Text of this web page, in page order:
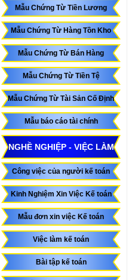
Mẫu Chứng Từ Tiền Lương
Mẫu Chứng Từ Hàng Tồn Kho
Mẫu Chứng Từ Bán Hàng
Mẫu Chứng Từ Tiền Tệ
Mẫu Chứng Từ Tài Sản Cố Định
Mẫu báo cáo tài chính
NGHỀ NGHIỆP - VIỆC LÀM
Công việc của người kế toán
Kinh Nghiệm Xin Việc Kế toán
Mẫu đơn xin việc Kế toán
Việc làm kế toán
Bài tập kế toán